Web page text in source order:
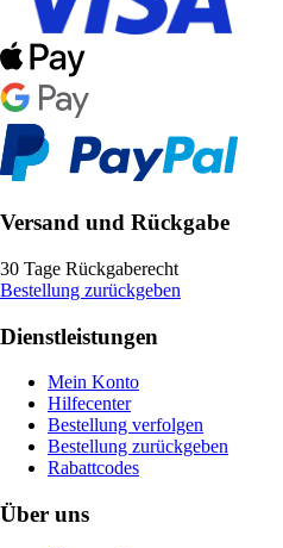
Versand und Rückgabe
30 Tage Rückgaberecht
Bestellung zurückgeben
Dienstleistungen
Mein Konto
Hilfecenter
Bestellung verfolgen
Bestellung zurückgeben
Rabattcodes
Über uns